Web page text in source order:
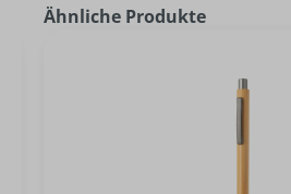
Ähnliche Produkte